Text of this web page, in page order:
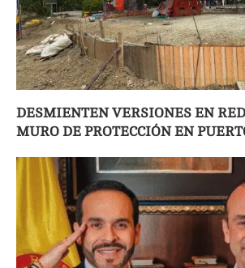
DESMIENTEN VERSIONES EN
MURO DE PROTECCIÓN EN